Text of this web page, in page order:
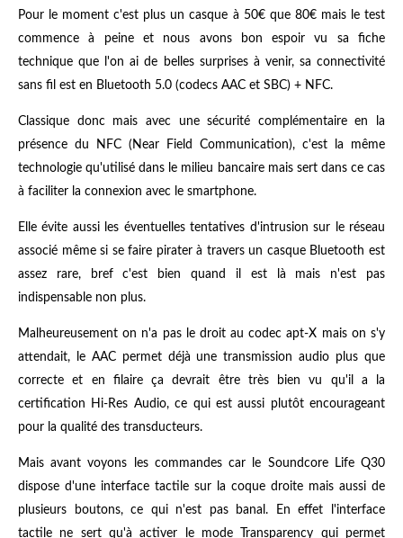
Pour le moment c'est plus un casque à 50€ que 80€ mais le test
commence à peine et nous avons bon espoir vu sa fiche
technique que l'on ai de belles surprises à venir, sa connectivité
sans fil est en Bluetooth 5.0 (codecs AAC et SBC) + NFC.
Classique donc mais avec une sécurité complémentaire en la
présence du NFC (Near Field Communication), c'est la même
technologie qu'utilisé dans le milieu bancaire mais sert dans ce cas
à faciliter la connexion avec le smartphone.
Elle évite aussi les éventuelles tentatives d'intrusion sur le réseau
associé même si se faire pirater à travers un casque Bluetooth est
assez rare, bref c'est bien quand il est là mais n'est pas
indispensable non plus.
Malheureusement on n'a pas le droit au codec apt-X mais on s'y
attendait, le AAC permet déjà une transmission audio plus que
correcte et en filaire ça devrait être très bien vu qu'il a la
certification Hi-Res Audio, ce qui est aussi plutôt encourageant
pour la qualité des transducteurs.
Mais avant voyons les commandes car le Soundcore Life Q30
dispose d'une interface tactile sur la coque droite mais aussi de
plusieurs boutons, ce qui n'est pas banal. En effet l'interface
tactile ne sert qu'à activer le mode Transparency qui permet